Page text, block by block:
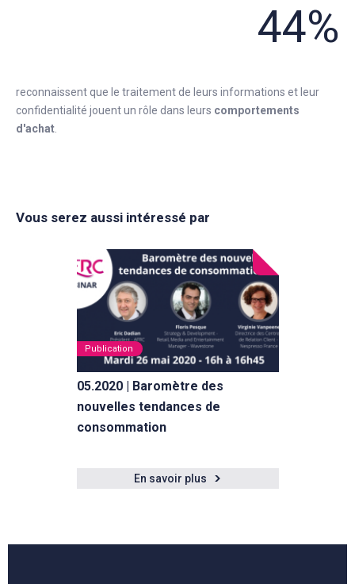
44%
reconnaissent que le traitement de leurs informations et leur
confidentialité jouent un rôle dans leurs comportements
d'achat.
Vous serez aussi intéressé par
Publication
05.2020 | Baromètre des
nouvelles tendances de
consommation
En savoir plus